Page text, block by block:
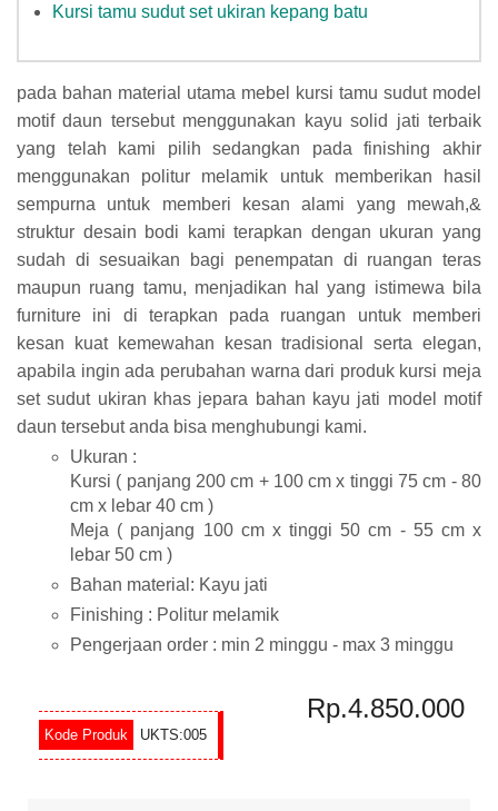
Kursi tamu sudut set ukiran kepang batu
pada bahan material utama mebel kursi tamu sudut model
motif daun tersebut menggunakan kayu solid jati terbaik
yang telah kami pilih sedangkan pada finishing akhir
menggunakan politur melamik untuk memberikan hasil
sempurna untuk memberi kesan alami yang mewah,&
struktur desain bodi kami terapkan dengan ukuran yang
sudah di sesuaikan bagi penempatan di ruangan teras
maupun ruang tamu, menjadikan hal yang istimewa bila
furniture ini di terapkan pada ruangan untuk memberi
kesan kuat kemewahan kesan tradisional serta elegan,
apabila ingin ada perubahan warna dari produk kursi meja
set sudut ukiran khas jepara bahan kayu jati model motif
daun tersebut anda bisa menghubungi kami.
Ukuran :
Kursi ( panjang 200 cm + 100 cm x tinggi 75 cm - 80
cm x lebar 40 cm )
Meja ( panjang 100 cm x tinggi 50 cm - 55 cm x
lebar 50 cm )
Bahan material: Kayu jati
Finishing : Politur melamik
Pengerjaan order : min 2 minggu - max 3 minggu
UKTS:005
Rp.4.850.000